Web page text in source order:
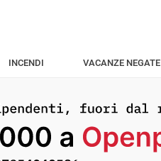
INCENDI VACANZE NEGATE